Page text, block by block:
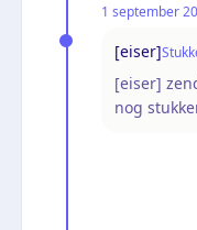
1 september
[eiser]
[eiser]
nog